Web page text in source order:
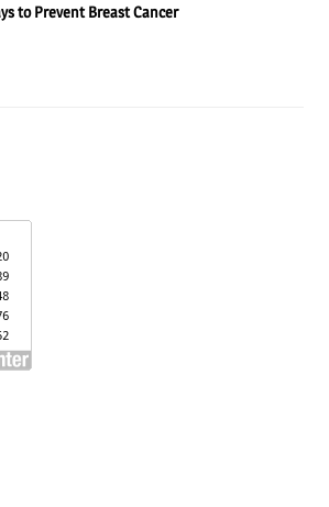
to Prevent Breast Cancer